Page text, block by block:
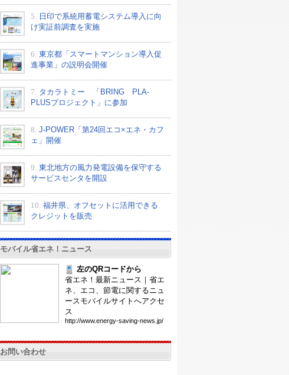
5.
日印で系統用蓄電システム導入に向
け実証前調査を実施
6. 東京都「スマートマンション導入促
進事業」の説明会開催
7. タカラトミー 「BRING PLA-
PLUSプロジェクト」に参加
8. J-POWER「第24回エコ×エネ・カフ
ェ」開催
9. 東北地方の風力発電設備を保守する
サービスセンタを開設
10. 福井県、オフセットに活用できる
クレジットを販売
モバイル省エネ！ニュース
左のQRコードから
省エネ！最新ニュース｜省エ
ネ、エコ、節電に関するニュ
ースモバイルサイトへアクセ
ス
http://www.energy-saving-news. jp/
お問い合わせ